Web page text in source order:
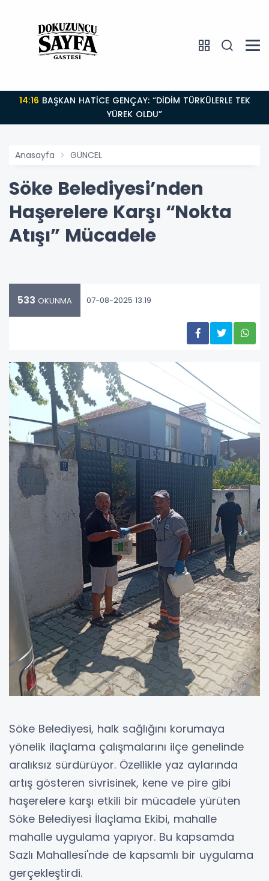
14:16
YÜREK OLDU”
Anasayfa GÜNCEL
Söke Belediyesi’nden
Haşerelere Karşı “Nokta
Atışı” Mücadele
533 OKUNMA 07-08-2025 13:19
Söke Belediyesi, halk sağlığını korumaya
yönelik ilaçlama çalışmalarını ilçe genelinde
aralıksız sürdürüyor. Özellikle yaz aylarında
artış gösteren sivrisinek, kene ve pire gibi
haşerelere karşı etkili bir mücadele yürüten
Söke Belediyesi İlaçlama Ekibi, mahalle
mahalle uygulama yapıyor. Bu kapsamda
Sazlı Mahallesi'nde de kapsamlı bir uygulama
gerçekleştirdi.